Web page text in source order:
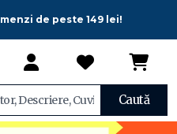
de peste 149 lei!
Caută